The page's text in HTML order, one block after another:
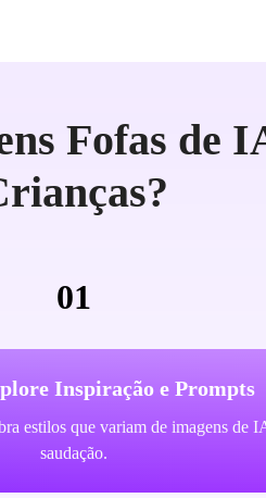
Fofas de
01
Inspiração e Prompts
estilos que variam de imagens de
saudação.